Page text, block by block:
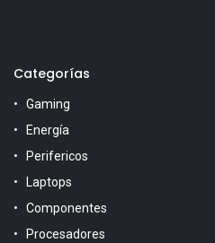
Categorías
Gaming
Energía
Perifericos
Laptops
Componentes
Procesadores